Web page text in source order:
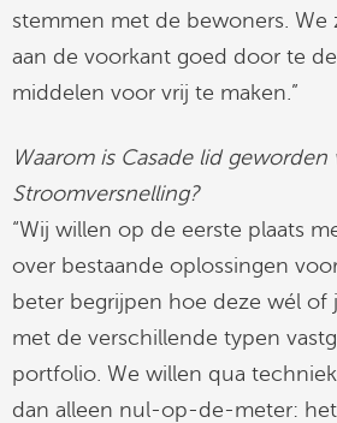
stemmen met de bewoners.
aan de voorkant goed door te
middelen voor vrij te maken.”
Waarom is Casade lid geworden
Stroomversnelling?
“Wij willen op de eerste plaats
over bestaande oplossingen
beter begrijpen hoe deze wél of
met de verschillende typen
portfolio. We willen qua
dan alleen nul-op-de-meter: